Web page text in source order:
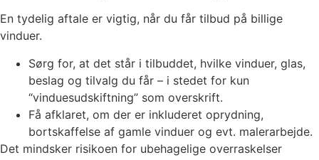
En tydelig aftale er vigtig, når du får tilbud på billige
vinduer.
Sørg for, at det står i tilbuddet, hvilke vinduer, glas,
beslag og tilvalg du får – i stedet for kun
“vinduesudskiftning” som overskrift.
Få afklaret, om der er inkluderet oprydning,
bortskaffelse af gamle vinduer og evt. malerarbejde.
Det mindsker risikoen for ubehagelige overraskelser